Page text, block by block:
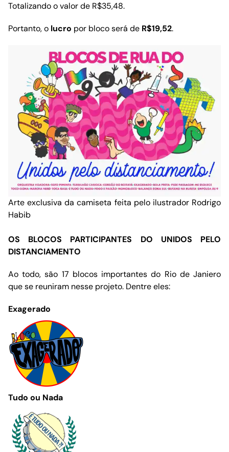
Totalizando o valor de R$35,48.
Portanto, o lucro por bloco será de R$19,52.
Arte exclusiva da camiseta feita pelo ilustrador Rodrigo
Habib
OS BLOCOS PARTICIPANTES DO UNIDOS PELO
DISTANCIAMENTO
Ao todo, são 17 blocos importantes do Rio de Janiero
que se reuniram nesse projeto. Dentre eles:
Exagerado
Tudo ou Nada